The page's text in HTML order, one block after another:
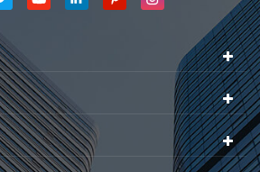
مقياس المحدودةكان